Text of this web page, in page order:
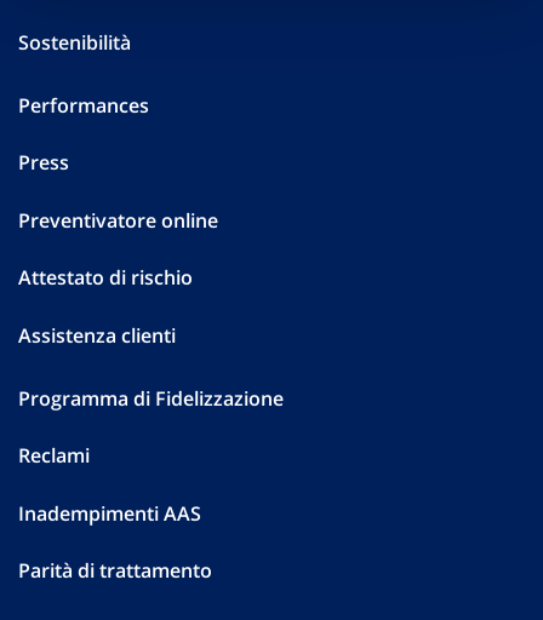
Sostenibilità
Performances
Press
Preventivatore online
Attestato di rischio
Assistenza clienti
Programma di Fidelizzazione
Reclami
Inadempimenti AAS
Parità di trattamento